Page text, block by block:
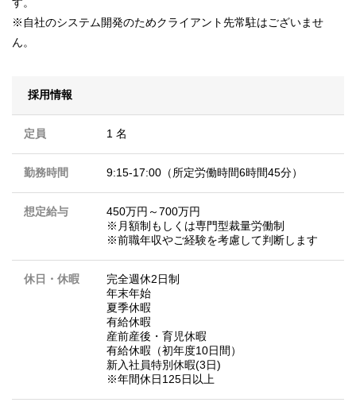
※自社のシステム開発のためクライアント先常駐はございませ
ん。
採用情報
定員 1 名
勤務時間 9:15-17:00（所定労働時間6時間45分）
想定給与
450万円～700万円
※月額制もしくは専門型裁量労働制
※前職年収やご経験を考慮して判断します
休日・休暇
完全週休2日制
年末年始
夏季休暇
有給休暇
産前産後・育児休暇
有給休暇（初年度10日間）
新入社員特別休暇(3日)
※年間休日125日以上